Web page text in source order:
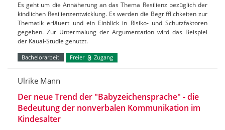
Es geht um die Annäherung an das Thema Resilienz bezüglich der
kindlichen Resilienzentwicklung. Es werden die Begrifflichkeiten zur
Thematik erläuert und ein Einblick in Risiko- und Schutzfaktoren
gegeben. Zur Untermalung der Argumentation wird das Beispiel
der Kauai-Studie genutzt.
Bachelorarbeit Freier Zugang
Ulrike Mann
Der neue Trend der "Babyzeichensprache" - die
Bedeutung der nonverbalen Kommunikation im
Kindesalter